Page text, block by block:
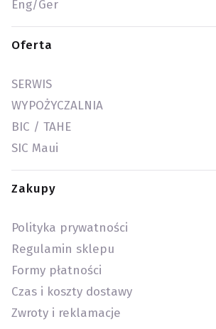
Eng/Ger
Oferta
SERWIS
WYPOŻYCZALNIA
BIC / TAHE
SIC Maui
Zakupy
Polityka prywatności
Regulamin sklepu
Formy płatności
Czas i koszty dostawy
Zwroty i reklamacje